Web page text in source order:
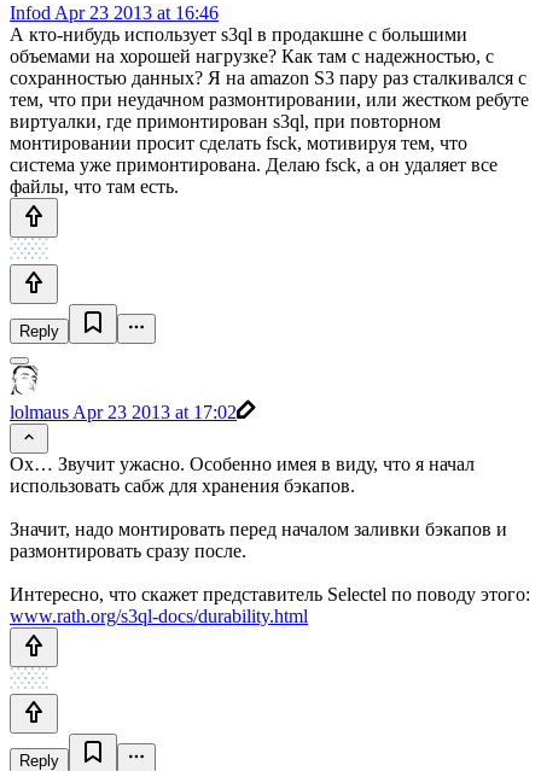
Infod Apr 23 2013 at 16:46
А кто-нибудь использует s3ql в продакшне с большими
объемами на хорошей нагрузке? Как там с надежностью, с
сохранностью данных? Я на amazon S3 пару раз сталкивался с
тем, что при неудачном размонтировании, или жестком ребуте
виртуалки, где примонтирован s3ql, при повторном
монтировании просит сделать fsck, мотивируя тем, что
система уже примонтирована. Делаю fsck, а он удаляет все
файлы, что там есть.
Reply
lolmaus Apr 23 2013 at 17:02
Ох… Звучит ужасно. Особенно имея в виду, что я начал
использовать сабж для хранения бэкапов.
Значит, надо монтировать перед началом заливки бэкапов и
размонтировать сразу после.
Интересно, что скажет представитель Selectel по поводу этого:
www.rath.org/s3ql-docs/durability.html
Reply